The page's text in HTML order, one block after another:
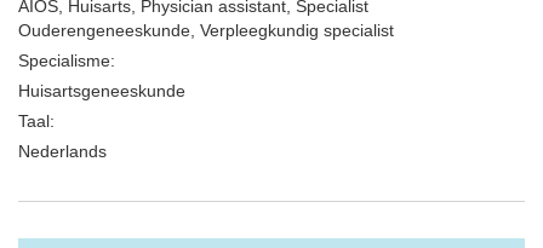
AIOS, Huisarts, Physician assistant, Specialist
Ouderengeneeskunde, Verpleegkundig specialist
Specialisme:
Huisartsgeneeskunde
Taal:
Nederlands